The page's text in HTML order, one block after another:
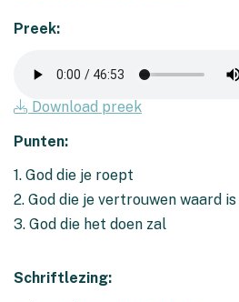
Preek:
Download preek
Punten:
1. God die je roept
2. God die je vertrouwen waard is
3. God die het doen zal
Schriftlezing: